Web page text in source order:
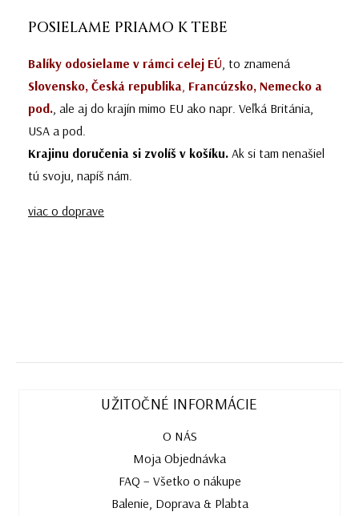
POSIELAME PRIAMO K TEBE
Balíky odosielame v rámci celej EÚ , to znamená
Slovensko, Česká republika Francúzsko, Nemecko a
pod. , ale aj do krajín mimo EU ako napr. Veľká Británia,
USA a pod.
Krajinu doručenia si zvolíš v košíku. Ak si tam nenašiel
tú svoju, napíš nám.
viac o doprave
UŽITOČNÉ INFORMÁCIE
O NÁS
Moja Objednávka
FAQ – Všetko o nákupe
Balenie, Doprava & Plabta